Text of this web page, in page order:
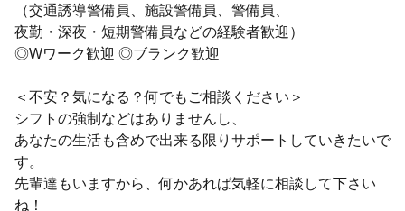
（交通誘導警備員、施設警備員、警備員、
夜勤・深夜・短期警備員などの経験者歓迎）
◎Wワーク歓迎 ◎ブランク歓迎
＜不安？気になる？何でもご相談ください＞
シフトの強制などはありませんし、
あなたの生活も含めで出来る限りサポートしていきたいで
す。
先輩達もいますから、何かあれば気軽に相談して下さい
ね！